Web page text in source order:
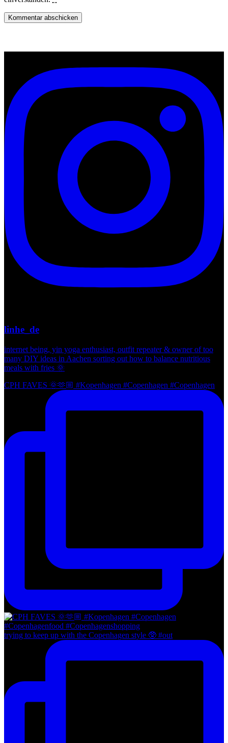
linhe_de
internet being, yin yoga enthusiast, outfit repeater & owner of too
many DIY ideas in Aachen sorting out how to balance nutritious
meals with fries 🌞
CPH FAVES 🌞🫶🏼 #Kopenhagen #Copenhagen #Copenhagen
trying to keep up with the Copenhagen style 🥸 #out